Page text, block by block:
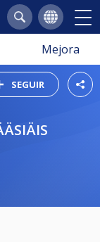
Mejora
SEGUIR